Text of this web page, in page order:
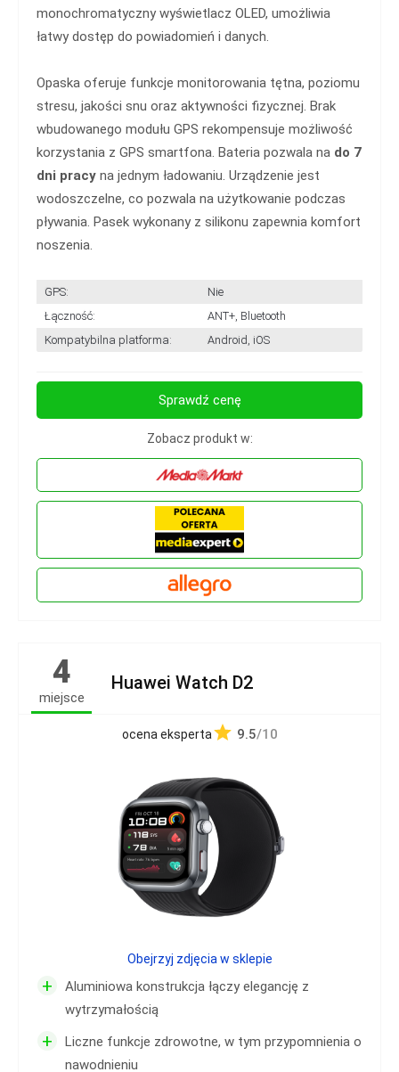
monochromatyczny wyświetlacz OLED, umożliwia
łatwy dostęp do powiadomień i danych.
Opaska oferuje funkcje monitorowania tętna, poziomu
stresu, jakości snu oraz aktywności fizycznej. Brak
wbudowanego modułu GPS rekompensuje możliwość
korzystania z GPS smartfona. Bateria pozwala na do 7
dni pracy na jednym ładowaniu. Urządzenie jest
wodoszczelne, co pozwala na użytkowanie podczas
pływania. Pasek wykonany z silikonu zapewnia komfort
noszenia.
GPS:
Nie
Łączność:
ANT+, Bluetooth
Kompatybilna platforma:
Android, iOS
Sprawdź cenę
Zobacz produkt w:
4
miejsce
Huawei Watch D2
ocena eksperta 9.5/10
+
Aluminiowa konstrukcja łączy elegancję z
wytrzymałością
+
Liczne funkcje zdrowotne, w tym przypomnienia o
nawodnieniu
Obejrzyj zdjęcia w sklepie